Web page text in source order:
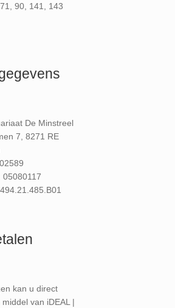
90, 141, 143
De Minstreel
7, 8271 RE
05080117
kan u direct
van iDEAL |